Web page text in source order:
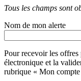
Tous les champs sont
Nom de mon alerte
Pour recevoir les offres
électronique et la
rubrique « Mon compte